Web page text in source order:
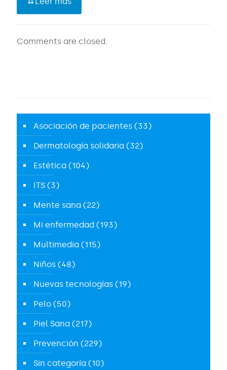
Comments are closed.
Asociación de pacientes (33)
Dermatología solidaria (32)
Estética (104)
ITS (3)
Mente sana (22)
Mi enfermedad (193)
Multimedia (115)
Niños (48)
Nuevas tecnologías (19)
Pelo (50)
Piel Sana (217)
Prevención (229)
Sin categoría (10)